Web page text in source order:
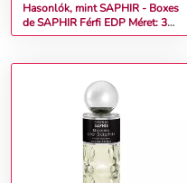
Hasonlók, mint SAPHIR - Boxes
de SAPHIR Férfi EDP Méret: 30
ml teszter